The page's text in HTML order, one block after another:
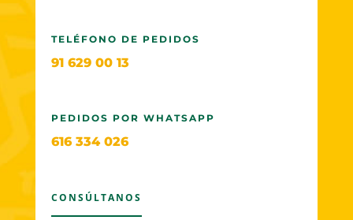
TELÉFONO DE PEDIDOS
91 629 00 13
PEDIDOS POR WHATSAPP
616 334 026
CONSÚLTANOS